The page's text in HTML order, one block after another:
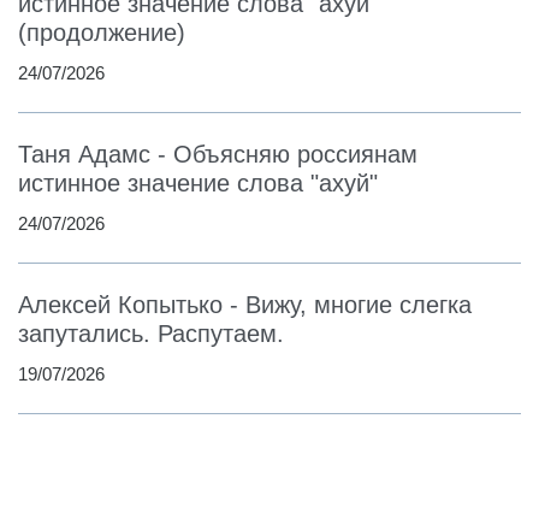
(продолжение)
24/07/2026
Таня Адамс - Объясняю россиянам
истинное значение слова "ахуй"
24/07/2026
Алексей Копытько - Вижу, многие слегка
запутались. Распутаем.
19/07/2026